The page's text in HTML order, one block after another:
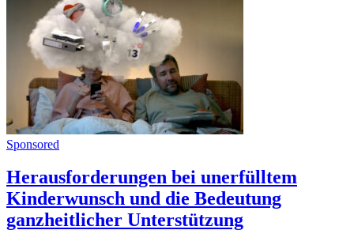
Sponsored
Herausforderungen bei unerfülltem
Kinderwunsch und die Bedeutung
ganzheitlicher Unterstützung